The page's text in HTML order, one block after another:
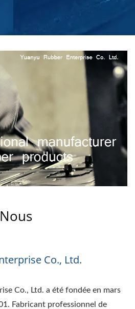
Co., Ltd.
Co., Ltd. a été fondée en mars
Fabricant professionnel de